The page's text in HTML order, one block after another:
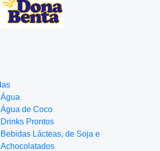
Água
Água de Coco
Drinks Prontos
Bebidas Lácteas, de Soja e
Achocolatados